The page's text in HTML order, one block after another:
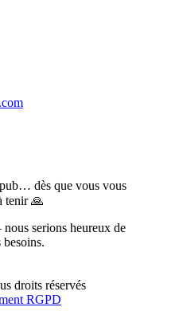
dès que vous vous
tenir 🙏
serions heureux de
droits réservés
RGPD